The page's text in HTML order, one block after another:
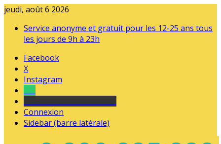
jeudi, août 6 2026
Service anonyme et gratuit pour les 12-25 ans tous
les jours de 9h à 23h
Facebook
X
Instagram
Connexion
Sidebar (barre latérale)